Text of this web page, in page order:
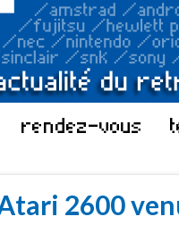
rendez-vous
2600